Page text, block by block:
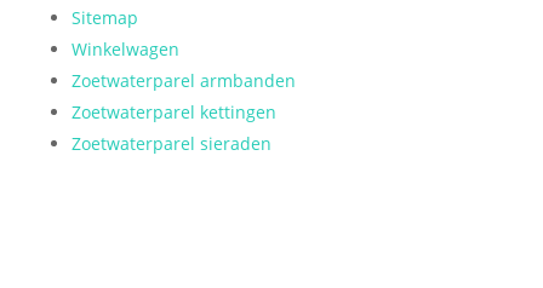
Sitemap
Winkelwagen
Zoetwaterparel armbanden
Zoetwaterparel kettingen
Zoetwaterparel sieraden